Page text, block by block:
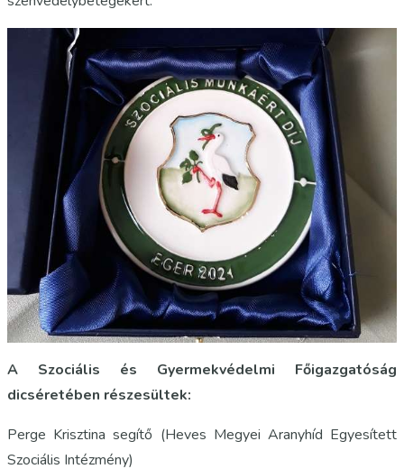
A Szociális és Gyermekvédelmi Főigazgatóság
dicséretében részesültek:
Perge Krisztina segítő (Heves Megyei Aranyhíd Egyesített
Szociális Intézmény)